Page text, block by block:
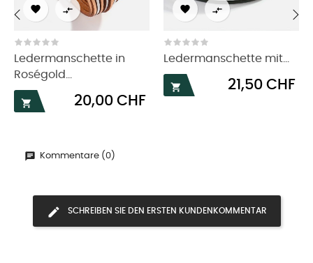
 
Ledermanschette in
Roségold...

Preis
20,00 CHF
 
Ledermanschette mit...

Preis
21,50 CHF
‹
Kommentare (0)
SCHREIBEN SIE DEN ERSTEN KUNDENKOMMENTAR